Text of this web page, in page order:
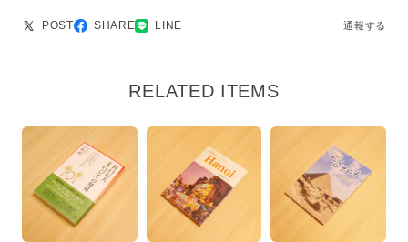
POST SHARE LINE 通報する
RELATED ITEMS